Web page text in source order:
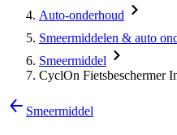
Auto-onderhoud
Smeermiddelen & auto
Smeermiddel
CyclOn Fietsbeschermer
Smeermiddel